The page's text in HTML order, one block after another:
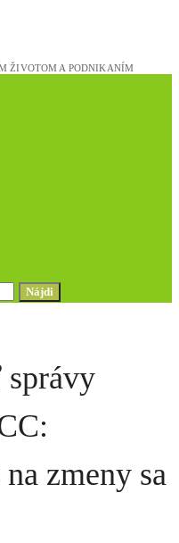
správy
zmeny sa